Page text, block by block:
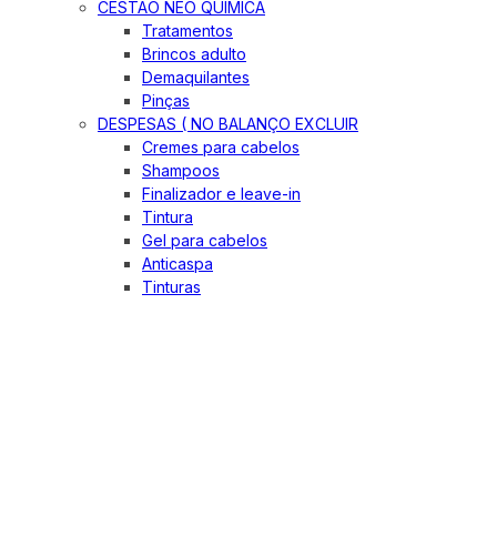
CESTÃO NEO QUIMICA
Tratamentos
Brincos adulto
Demaquilantes
Pinças
DESPESAS ( NO BALANÇO EXCLUIR
Cremes para cabelos
Shampoos
Finalizador e leave-in
Tintura
Gel para cabelos
Anticaspa
Tinturas